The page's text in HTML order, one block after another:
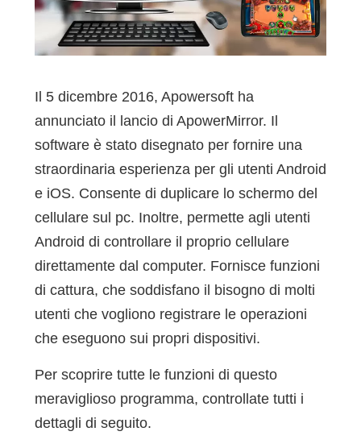
Il 5 dicembre 2016, Apowersoft ha
annunciato il lancio di ApowerMirror. Il
software è stato disegnato per fornire una
straordinaria esperienza per gli utenti Android
e iOS. Consente di duplicare lo schermo del
cellulare sul pc. Inoltre, permette agli utenti
Android di controllare il proprio cellulare
direttamente dal computer. Fornisce funzioni
di cattura, che soddisfano il bisogno di molti
utenti che vogliono registrare le operazioni
che eseguono sui propri dispositivi.
Per scoprire tutte le funzioni di questo
meraviglioso programma, controllate tutti i
dettagli di seguito.